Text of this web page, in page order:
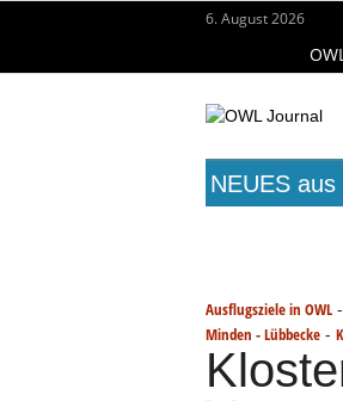
6. August 2026
NEUES
Ausflugsziele in OWL -
Minden - Lübbecke -